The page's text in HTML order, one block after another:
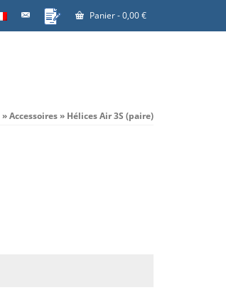
Panier-0,00€
»Accessoires» Hélices Air 3S (paire)